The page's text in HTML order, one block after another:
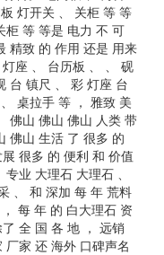
灯开关 、 关柜 等 等
柜 等 等是 电力 不 可
精致 的 作用 还是 用来
座 、 台历板 、 、 砚
台 镇尺 、 彩 灯座 台
桌拉手 等 ， 雅致 美
佛山 佛山 佛山 人类 带
佛山 生活 了 很多 的
很多 的 便利 和 价值
业 大理石 大理石 、
、 和 深加 每 年 荒料
每 年 的 白大理石 资
全 国 各 地 ， 远销
家 还 海外 口碑声名